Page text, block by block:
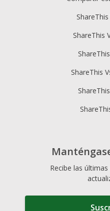
ShareThis
ShareThis
Recibe las